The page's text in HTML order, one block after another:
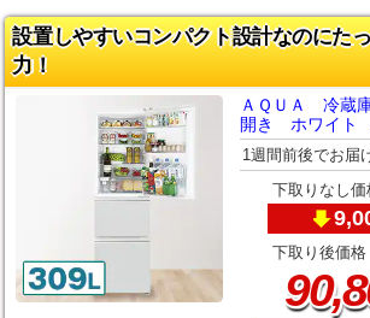
設置しやすいコンパクト設計なのにた
力！
ＡＱＵＡ 冷
開き ホワイト
1週間前後でお届
下取りなし価
下取り後価格
90,